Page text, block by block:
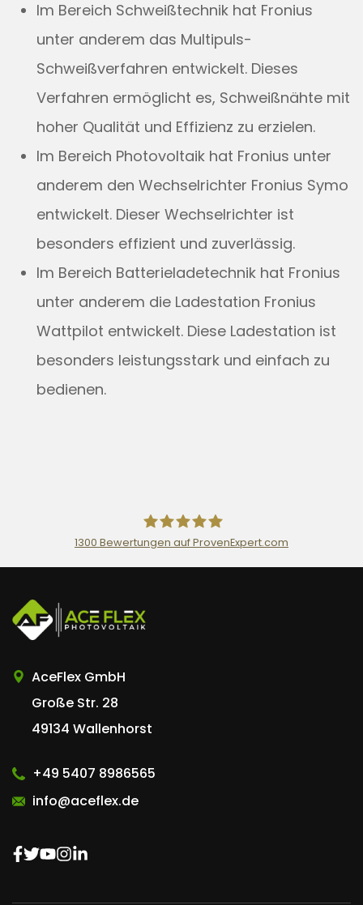
Im Bereich Schweißtechnik hat Fronius
unter anderem das Multipuls-
Schweißverfahren entwickelt. Dieses
Verfahren ermöglicht es, Schweißnähte mit
hoher Qualität und Effizienz zu erzielen.
Im Bereich Photovoltaik hat Fronius unter
anderem den Wechselrichter Fronius Symo
entwickelt. Dieser Wechselrichter ist
besonders effizient und zuverlässig.
Im Bereich Batterieladetechnik hat Fronius
unter anderem die Ladestation Fronius
Wattpilot entwickelt. Diese Ladestation ist
besonders leistungsstark und einfach zu
bedienen.
AceFlex GmbH
1300 Bewertungen auf ProvenExpert.com
AceFlex GmbH
Große Str. 28
49134 Wallenhorst
+49 5407 8986565
info@aceflex.de